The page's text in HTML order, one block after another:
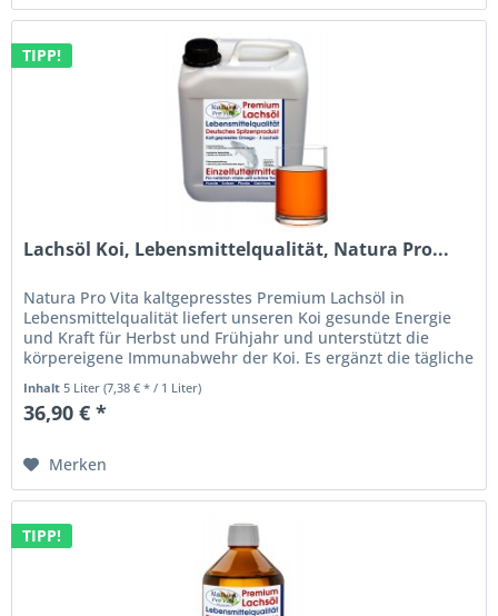
TIPP!
Lachsöl Koi, Lebensmittelqualität, Natura Pro...
Natura Pro Vita kaltgepresstes Premium Lachsöl in
Lebensmittelqualität liefert unseren Koi gesunde Energie
und Kraft für Herbst und Frühjahr und unterstützt die
körpereigene Immunabwehr der Koi. Es ergänzt die tägliche
Koi - Ernährung...
Inhalt 5 Liter(7,38 € * / 1 Liter)
36,90 € *
Merken
TIPP!